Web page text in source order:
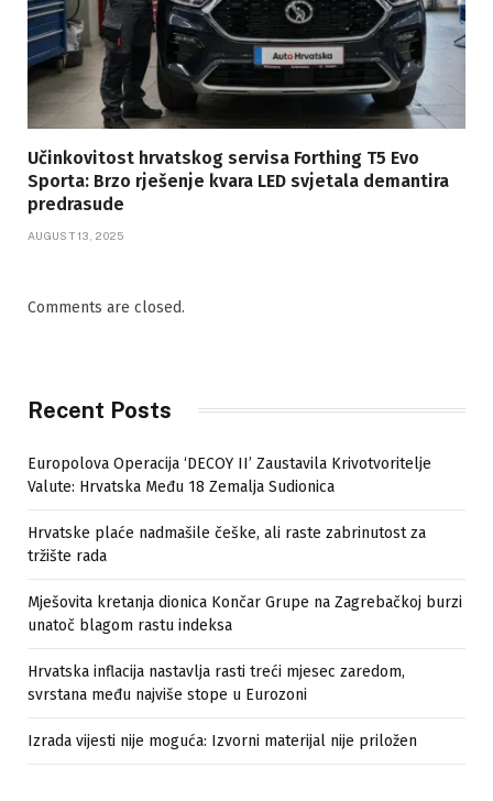
Učinkovitost hrvatskog servisa Forthing T5 Evo
Sporta: Brzo rješenje kvara LED svjetala demantira
predrasude
AUGUST 13, 2025
Comments are closed.
Recent Posts
Europolova Operacija ‘DECOY II’ Zaustavila Krivotvoritelje
Valute: Hrvatska Među 18 Zemalja Sudionica
Hrvatske plaće nadmašile češke, ali raste zabrinutost za
tržište rada
Mješovita kretanja dionica Končar Grupe na Zagrebačkoj burzi
unatoč blagom rastu indeksa
Hrvatska inflacija nastavlja rasti treći mjesec zaredom,
svrstana među najviše stope u Eurozoni
Izrada vijesti nije moguća: Izvorni materijal nije priložen